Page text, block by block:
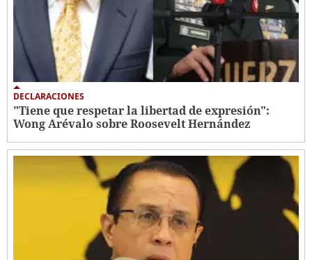
DECLARACIONES
"Tiene que respetar la libertad de expresión":
Wong Arévalo sobre Roosevelt Hernández